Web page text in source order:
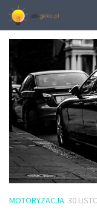
MONTHLY
MOTORYZACJA 30